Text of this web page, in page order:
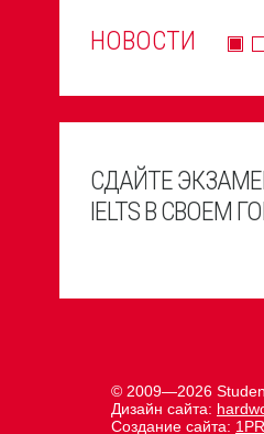
НОВОСТИ
СДАЙТЕ
IELTS В СВОЕМ
© 2009—2026
Дизайн сайта:
Создание сайта: